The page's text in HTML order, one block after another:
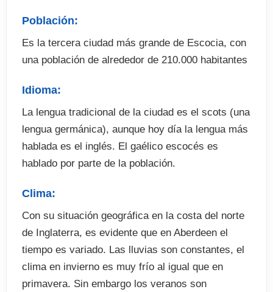
. Tasa búsqueda de alojamiento (si procede)
El precio no incluye
. Seguro médico (opcional)
. Recogida en aeropuerto (cuando proceda)
. Fianza alojamiento
. Tasas de examen
Población:
Es la tercera ciudad más grande de Escocia, con
una población de alrededor de 210.000 habitantes
Idioma:
La lengua tradicional de la ciudad es el scots (una
lengua germánica), aunque hoy día la lengua más
hablada es el inglés. El gaélico escocés es
hablado por parte de la población.
Clima:
Con su situación geográfica en la costa del norte
de Inglaterra, es evidente que en Aberdeen el
tiempo es variado. Las lluvias son constantes, el
clima en invierno es muy frío al igual que en
primavera. Sin embargo los veranos son